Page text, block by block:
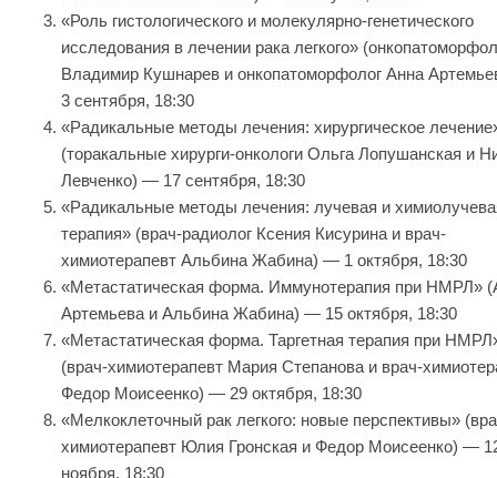
«Роль гистологического и молекулярно-генетического
исследования в лечении рака легкого»
Владимир Кушнарев и онкопатоморфолог Анна
3 сентября, 18:30
«Радикальные методы лечения: хирургическое
(торакальные хирурги-онкологи Ольга Лопушанская и
Левченко) — 17 сентября, 18:30
«Радикальные методы лечения: лучевая и
терапия» (врач-радиолог Ксения Кисурина и врач-
химиотерапевт Альбина Жабина) — 1 октября, 18:30
«Метастатическая форма. Иммунотерапия при НМРЛ»
Артемьева и Альбина Жабина) — 15 октября, 18:30
«Метастатическая форма. Таргетная терапия при
(врач-химиотерапевт Мария Степанова и врач-
Федор Моисеенко) — 29 октября, 18:30
«Мелкоклеточный рак легкого: новые перспективы»
химиотерапевт Юлия Гронская и Федор Моисеенко) —
ноября, 18:30